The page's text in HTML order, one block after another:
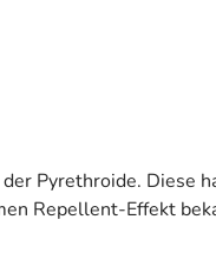
Pyrethroide. Diese
Repellent-Effekt